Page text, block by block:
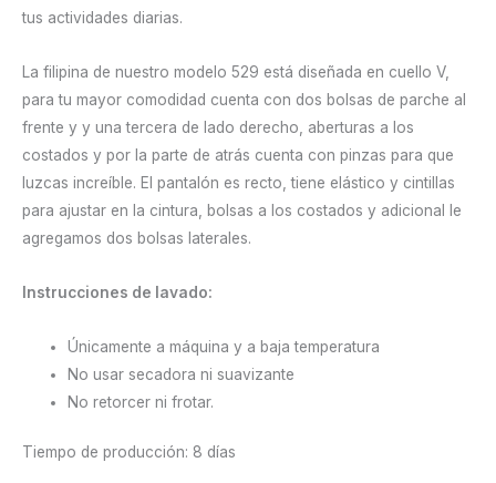
tus actividades diarias.
La filipina de nuestro modelo 529 está diseñada en cuello V,
para tu mayor comodidad cuenta con dos bolsas de parche al
frente y y una tercera de lado derecho, aberturas a los
costados y por la parte de atrás cuenta con pinzas para que
luzcas increíble. El pantalón es recto, tiene elástico y cintillas
para ajustar en la cintura, bolsas a los costados y adicional le
agregamos dos bolsas laterales.
Instrucciones de lavado:
Únicamente a máquina y a baja temperatura
No usar secadora ni suavizante
No retorcer ni frotar.
Tiempo de producción: 8 días